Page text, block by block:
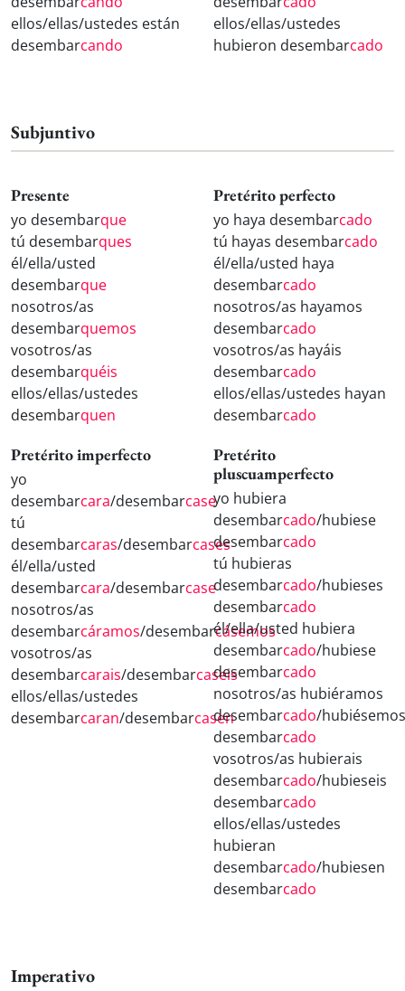
ellos/ellas/ustedes están
desembarcando
ellos/ellas/ustedes
hubieron desembarcado
Subjuntivo
Presente
yo desembarque
tú desembarques
él/ella/usted
desembarque
nosotros/as
desembarquemos
vosotros/as
desembarquéis
ellos/ellas/ustedes
desembarquen
Pretérito perfecto
yo haya desembarcado
tú hayas desembarcado
él/ella/usted haya
desembarcado
nosotros/as hayamos
desembarcado
vosotros/as hayáis
desembarcado
ellos/ellas/ustedes hayan
desembarcado
Pretérito imperfecto
yo
desembarcara/desembarcase
tú
desembarcaras/desembarcases
él/ella/usted
desembarcara/desembarcase
nosotros/as
desembarcáramos/desembarcásemos
vosotros/as
desembarcarais/desembarcaseis
ellos/ellas/ustedes
desembarcaran/desembarcasen
Pretérito
pluscuamperfecto
yo hubiera
desembarcado/hubiese
desembarcado
tú hubieras
desembarcado/hubieses
desembarcado
él/ella/usted hubiera
desembarcado/hubiese
desembarcado
nosotros/as hubiéramos
desembarcado/hubiésemos
desembarcado
vosotros/as hubierais
desembarcado/hubieseis
desembarcado
ellos/ellas/ustedes
hubieran
desembarcado/hubiesen
desembarcado
Imperativo